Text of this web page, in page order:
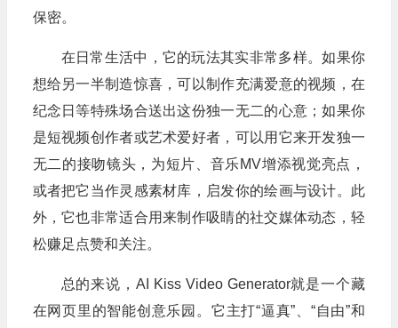
保密。
在日常生活中，它的玩法其实非常多样。如果你
想给另一半制造惊喜，可以制作充满爱意的视频，在
纪念日等特殊场合送出这份独一无二的心意；如果你
是短视频创作者或艺术爱好者，可以用它来开发独一
无二的接吻镜头，为短片、音乐MV增添视觉亮点，
或者把它当作灵感素材库，启发你的绘画与设计。此
外，它也非常适合用来制作吸睛的社交媒体动态，轻
松赚足点赞和关注。
总的来说，AI Kiss Video Generator就是一个藏
在网页里的智能创意乐园。它主打“逼真”、“自由”和